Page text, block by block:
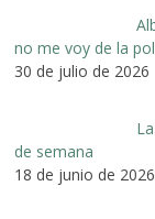
no me voy de la
30 de julio de 2026
de semana
18 de junio de 2026